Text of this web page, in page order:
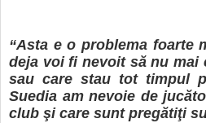
“Asta e o problema foarte
deja voi fi nevoit să nu
sau care stau tot timpul
Suedia am nevoie de
club şi care sunt pregătiţi